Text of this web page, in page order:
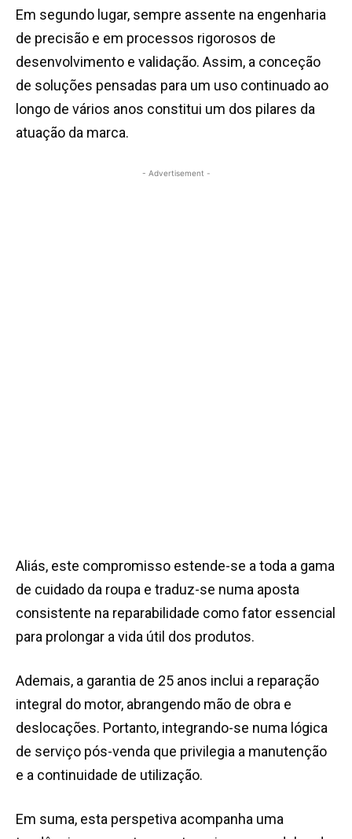
Em segundo lugar, sempre assente na engenharia
de precisão e em processos rigorosos de
desenvolvimento e validação. Assim, a conceção
de soluções pensadas para um uso continuado ao
longo de vários anos constitui um dos pilares da
atuação da marca.
- Advertisement -
Aliás, este compromisso estende-se a toda a gama
de cuidado da roupa e traduz-se numa aposta
consistente na reparabilidade como fator essencial
para prolongar a vida útil dos produtos.
Ademais, a garantia de 25 anos inclui a reparação
integral do motor, abrangendo mão de obra e
deslocações. Portanto, integrando-se numa lógica
de serviço pós-venda que privilegia a manutenção
e a continuidade de utilização.
Em suma, esta perspetiva acompanha uma